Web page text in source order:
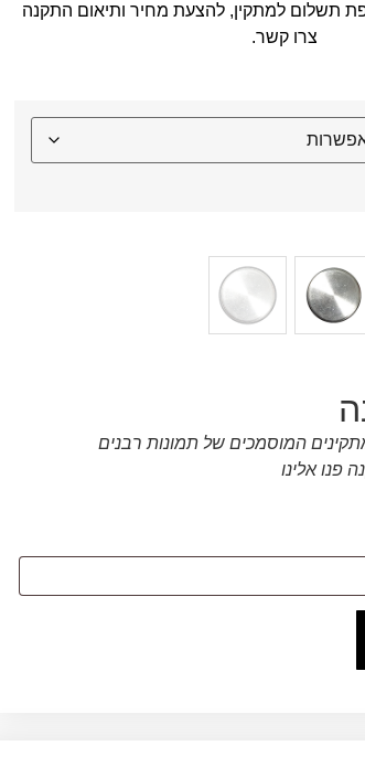
תשלום למתקין, להצעת מחיר ותיאום התקנה
צרו קשר.
המוסמכים של תמונות רבנים
פנו אלינו